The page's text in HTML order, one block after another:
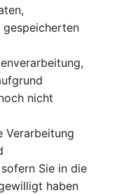
gespeicherten
nicht
Verarbeitung
Sie in die
haben